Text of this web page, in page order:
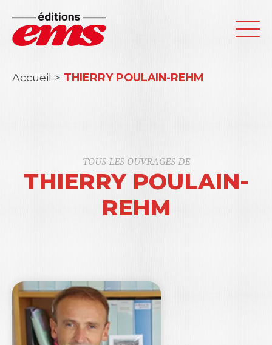
Accueil > THIERRY POULAIN-REHM
TOUS LES OUVRAGES DE
THIERRY POULAIN-
REHM